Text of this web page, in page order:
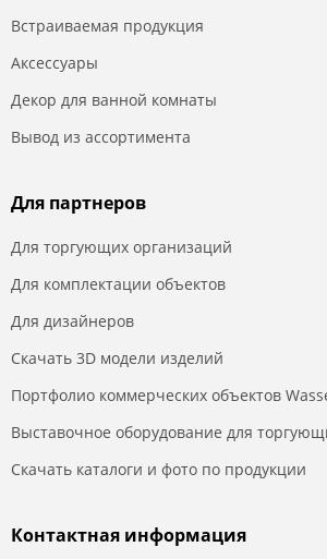
Встраиваемая продукция
Аксессуары
Декор для ванной комнаты
Вывод из ассортимента
Для партнеров
Для торгующих организаций
Для комплектации объектов
Для дизайнеров
Скачать 3D модели изделий
Портфолио коммерческих объектов
Выставочное оборудование для
Скачать каталоги и фото по продукции
Контактная информация